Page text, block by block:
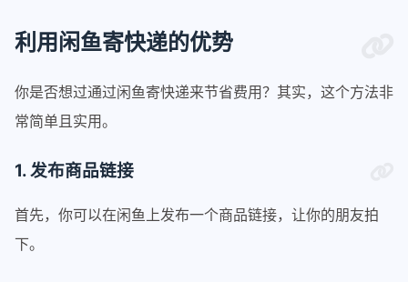
利用闲鱼寄快递的优势
你是否想过通过闲鱼寄快递来节省费用？其实，这个方法非
常简单且实用。
1. 发布商品链接
首先，你可以在闲鱼上发布一个商品链接，让你的朋友拍
下。